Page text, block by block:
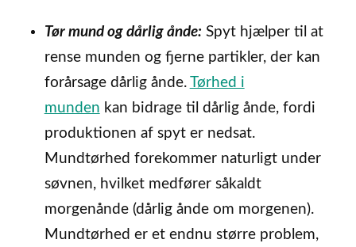
Tør mund og dårlig ånde: Spyt hjælper til at
rense munden og fjerne partikler, der kan
forårsage dårlig ånde. Tørhed i
munden kan bidrage til dårlig ånde, fordi
produktionen af spyt er nedsat.
Mundtørhed forekommer naturligt under
søvnen, hvilket medfører såkaldt
morgenånde (dårlig ånde om morgenen).
Mundtørhed er et endnu større problem,